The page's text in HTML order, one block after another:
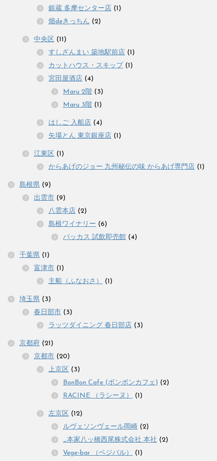
銀蔵 多摩センター店 (1)
畑deきっちん (2)
中央区 (11)
すしざんまい 築地駅前店 (1)
カットハウス・スキップ (1)
宮田屋酒店 (4)
Maru 2階 (3)
Maru 3階 (1)
はしご 入船店 (4)
矢場とん 東京銀座店 (1)
江東区 (1)
からあげのジョー 九州秘伝の味 からあげ専門店 (1)
島根県 (9)
出雲市 (9)
八雲本店 (2)
島根ワイナリー (6)
バッカス 試飲即売館 (4)
千葉県 (1)
富津市 (1)
主船（ふなおさ）
(1)
埼玉県 (3)
春日部市 (3)
ラッツダイニング 春日部店 (3)
京都府 (21)
京都市 (20)
上京区 (3)
BonBon Cafe (ボンボンカフェ) (2)
RACINE （ラシーヌ）
(1)
左京区 (12)
ルヴェソンヴェール岡崎 (2)
_本家八ッ橋西尾株式会社 本社 (2)
Vege-bar （ベジバル）
(1)